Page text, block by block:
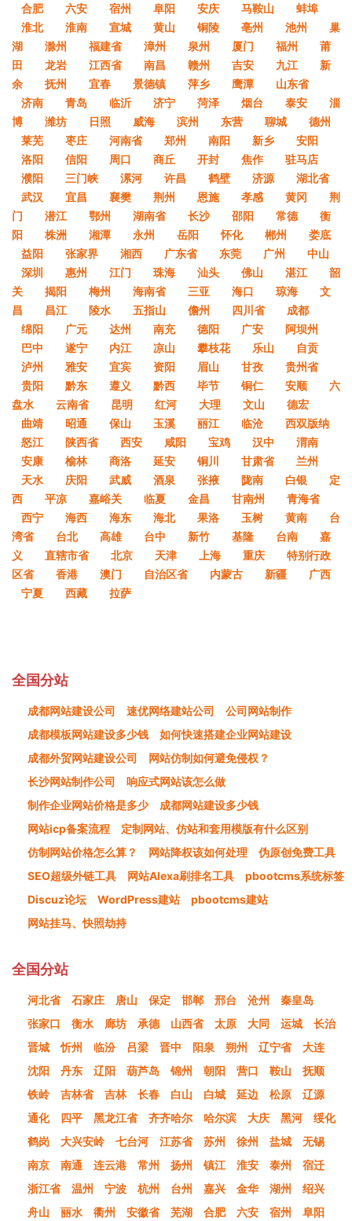
合肥 六安 宿州 阜阳 安庆 马鞍山
蚌埠
淮北
淮南 宣城 黄山 铜陵 亳州 池州
巢
湖
滁州 福建省 漳州 泉州 厦门 福州
莆
田
龙岩 江西省 南昌 赣州 吉安 九江
新
余
抚州 宜春 景德镇 萍乡 鹰潭
山东省
济南
青岛 临沂 济宁 菏泽 烟台 泰安
淄
博
潍坊 日照 威海 滨州 东营 聊城
德州
莱芜
枣庄 河南省 郑州 南阳 新乡
安阳
洛阳
信阳 周口 商丘 开封 焦作
驻马店
濮阳
三门峡 漯河 许昌 鹤壁 济源
湖北省
武汉
宜昌 襄樊 荆州 恩施 孝感 黄冈
荆
门
潜江 鄂州 湖南省 长沙 邵阳 常德
衡
阳
株洲 湘潭 永州 岳阳 怀化 郴州
娄底
益阳
张家界 湘西 广东省 东莞 广州
中山
深圳
惠州 江门 珠海 汕头 佛山 湛江
韶
关
揭阳 梅州 海南省 三亚 海口 琼海
文
昌
昌江 陵水 五指山 儋州 四川省
成都
绵阳
广元 达州 南充 德阳 广安
阿坝州
巴中
遂宁 内江 凉山 攀枝花 乐山
自贡
泸州
雅安 宜宾 资阳 眉山 甘孜
贵州省
贵阳
黔东 遵义 黔西 毕节 铜仁 安顺
六
盘水
云南省 昆明 红河 大理 文山
德宏
曲靖
昭通 保山 玉溪 丽江 临沧
西双版纳
怒江
陕西省 西安 咸阳 宝鸡 汉中
渭南
安康
榆林 商洛 延安 铜川 甘肃省
兰州
天水
庆阳 武威 酒泉 张掖 陇南 白银
定
西
平凉 嘉峪关 临夏 金昌 甘南州
青海省
西宁
海西 海东 海北 果洛 玉树 黄南
台
湾省
台北 高雄 台中 新竹 基隆 台南
嘉
义
直辖市省 北京 天津 上海 重庆
特别行政
区省
香港 澳门 自治区省 内蒙古 新疆
广西
宁夏
西藏 拉萨
全国分站
成都网站建设公司 速优网络建站公司
公司网站制作
成都模板网站建设多少钱
如何快速搭建企业网站建设
成都外贸网站建设公司
网站仿制如何避免侵权？
长沙网站制作公司
响应式网站该怎么做
制作企业网站价格是多少
成都网站建设多少钱
网站icp备案流程
定制网站、仿站和套用模版有什么区别
仿制网站价格怎么算？
网站降权该如何处理
伪原创免费工具
SEO超级外链工具
网站Alexa刷排名工具
pbootcms系统标签
Discuz论坛
WordPress建站
pbootcms建站
网站挂马、快照劫持
全国分站
河北省 石家庄 唐山 保定 邯郸 邢台 沧州
秦皇岛
张家口
衡水 廊坊 承德 山西省 太原 大同 运城
长治
晋城
忻州 临汾 吕梁 晋中 阳泉 朔州 辽宁省
大连
沈阳
丹东 辽阳 葫芦岛 锦州 朝阳 营口 鞍山
抚顺
铁岭
吉林省 吉林 长春 白山 白城 延边 松原
辽源
通化
四平 黑龙江省 齐齐哈尔 哈尔滨 大庆 黑河
绥化
鹤岗
大兴安岭 七台河 江苏省 苏州 徐州 盐城
无锡
南京
南通 连云港 常州 扬州 镇江 淮安 泰州
宿迁
浙江省
温州 宁波 杭州 台州 嘉兴 金华 湖州
绍兴
舟山
丽水 衢州 安徽省 芜湖 合肥 六安 宿州
阜阳